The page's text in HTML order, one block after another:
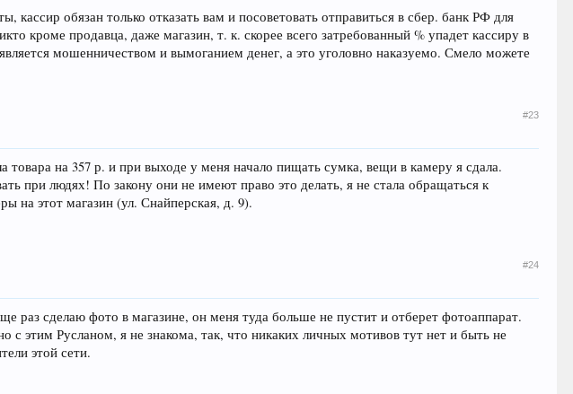
обязан только отказать вам и посоветовать отправиться в сбер. банк РФ для
кроме продавца, даже магазин, т. к. скорее всего затребованный % упадет кассиру в
мошенничеством и вымоганием денег, а это уголовно наказуемо. Смело можете
#23
на 357 р. и при выходе у меня начало пищать сумка, вещи в камеру я сдала.
при людях! По закону они не имеют право это делать, я не стала обращаться к
на этот магазин (ул. Снайперская, д. 9).
#24
раз сделаю фото в магазине, он меня туда больше не пустит и отберет фотоаппарат.
с этим Русланом, я не знакома, так, что никаких личных мотивов тут нет и быть не
этой сети.